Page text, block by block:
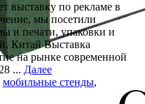
выставку по рекламе в
мы посетили
и печати, упаковки и
Китай Выставка
на рынке современной
... Далее
мобильные стенды,